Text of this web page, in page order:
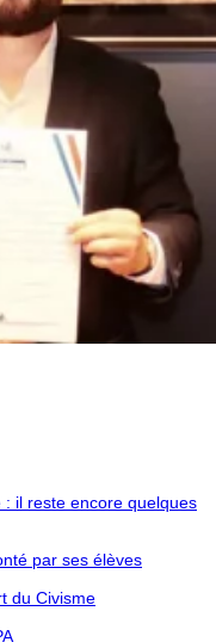
: il reste encore quelques
par ses élèves
du Civisme